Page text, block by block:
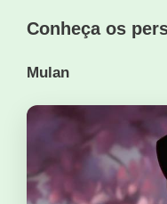
Conheça os
Mulan